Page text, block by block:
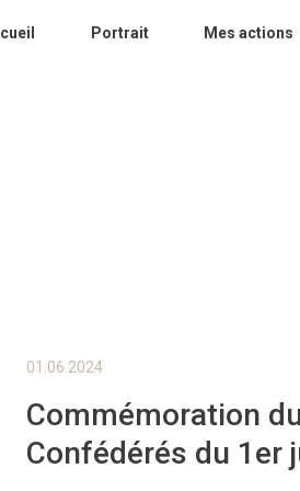
Portrait Mes actions
01.06.2024
Commémoration
Confédérés du 1er